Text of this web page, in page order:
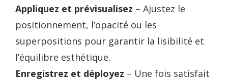
Appliquez et prévisualisez – Ajustez le
positionnement, l’opacité ou les
superpositions pour garantir la lisibilité et
l’équilibre esthétique.
Enregistrez et déployez – Une fois satisfait